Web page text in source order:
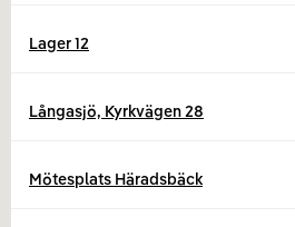
Lager 12
Långasjö, Kyrkvägen 28
Mötesplats Häradsbäck